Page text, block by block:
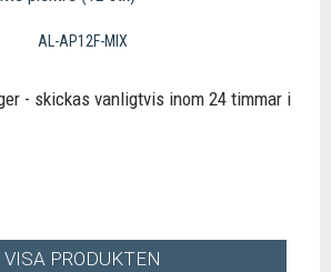
AL-AP12F-MIX
- skickas vanligtvis inom 24 timmar i
VISA PRODUKTEN